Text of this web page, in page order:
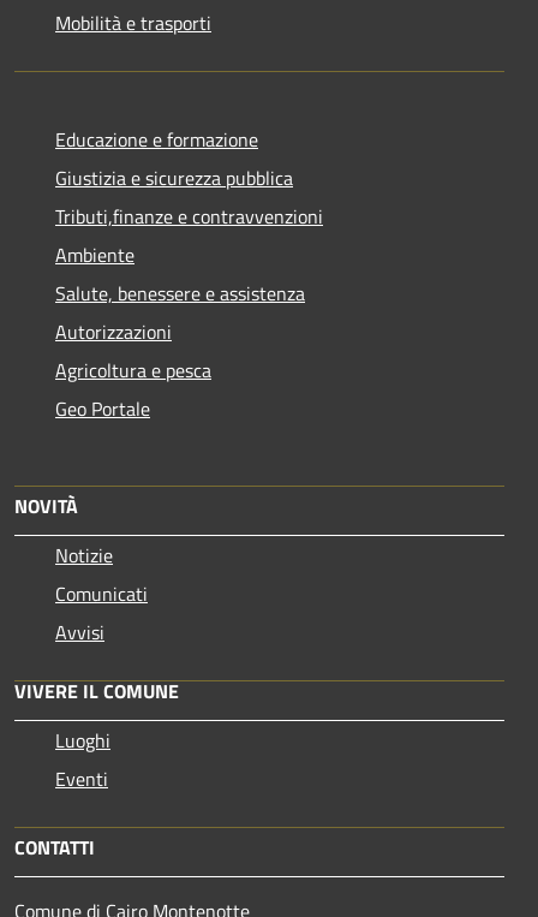
Mobilità e trasporti
Educazione e formazione
Giustizia e sicurezza pubblica
Tributi,finanze e contravvenzioni
Ambiente
Salute, benessere e assistenza
Autorizzazioni
Agricoltura e pesca
Geo Portale
NOVITÀ
Notizie
Comunicati
Avvisi
VIVERE IL COMUNE
Luoghi
Eventi
CONTATTI
Comune di Cairo Montenotte